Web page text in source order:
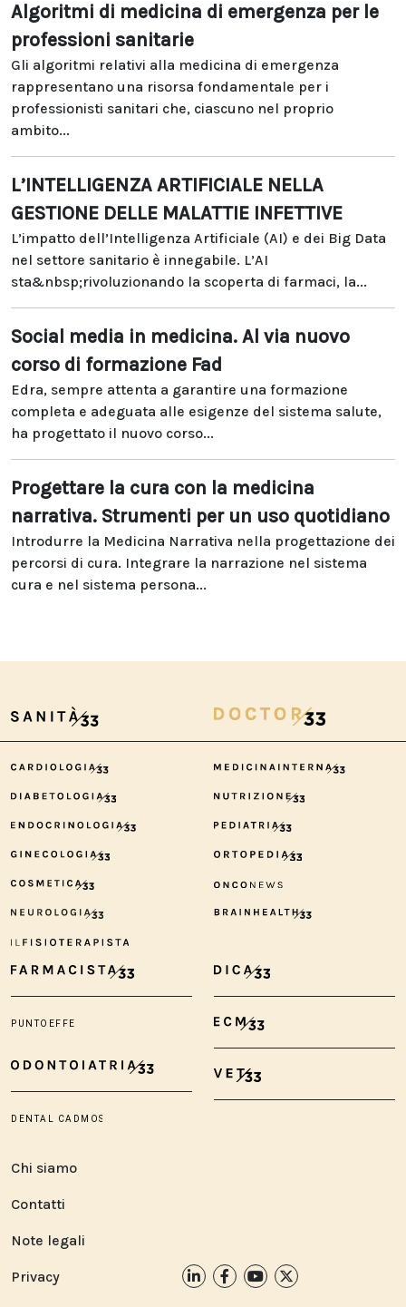
Algoritmi di medicina di emergenza per le
professioni sanitarie
Gli algoritmi relativi alla medicina di emergenza
rappresentano una risorsa fondamentale per i
professionisti sanitari che, ciascuno nel proprio
ambito...
L’INTELLIGENZA ARTIFICIALE NELLA
GESTIONE DELLE MALATTIE INFETTIVE
L’impatto dell’Intelligenza Artificiale (AI) e dei Big Data
nel settore sanitario è innegabile. L’AI
sta&nbsp;rivoluzionando la scoperta di farmaci, la...
Social media in medicina. Al via nuovo
corso di formazione Fad
Edra, sempre attenta a garantire una formazione
completa e adeguata alle esigenze del sistema salute,
ha progettato il nuovo corso...
Progettare la cura con la medicina
narrativa. Strumenti per un uso quotidiano
Introdurre la Medicina Narrativa nella progettazione dei
percorsi di cura. Integrare la narrazione nel sistema
cura e nel sistema persona...
Chi siamo
Contatti
Note legali
Privacy